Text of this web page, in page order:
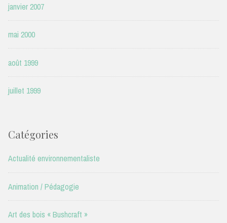
janvier 2007
mai 2000
août 1999
juillet 1999
Catégories
Actualité environnementaliste
Animation / Pédagogie
Art des bois « Bushcraft »